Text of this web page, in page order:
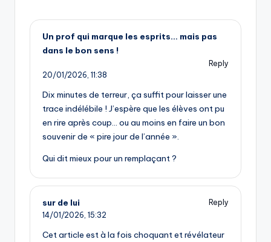
Un prof qui marque les esprits… mais pas
dans le bon sens !
Reply
20/01/2026, 11:38
Dix minutes de terreur, ça suffit pour laisser une
trace indélébile ! J’espère que les élèves ont pu
en rire après coup… ou au moins en faire un bon
souvenir de « pire jour de l’année ».
Qui dit mieux pour un remplaçant ?
sur de lui
Reply
14/01/2026, 15:32
Cet article est à la fois choquant et révélateur